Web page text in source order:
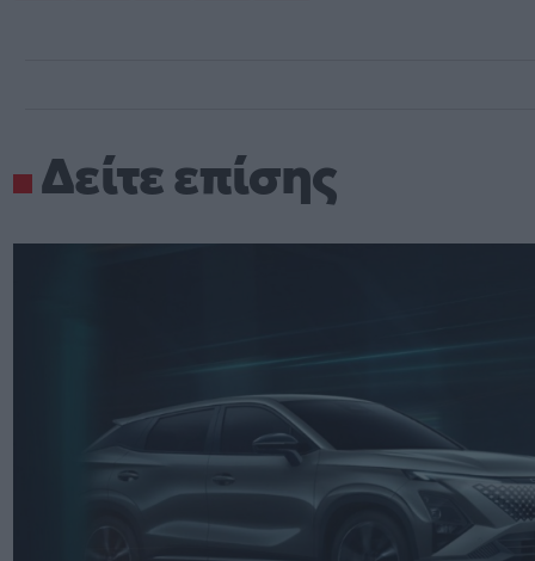
Δείτε επίσης